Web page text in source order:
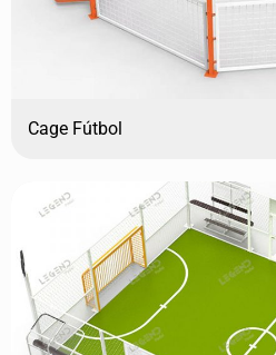
Cage Fútbol